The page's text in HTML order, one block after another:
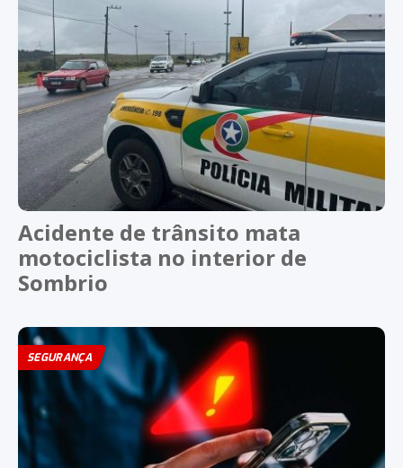
Acidente de trânsito mata
motociclista no interior de
Sombrio
SEGURANÇA